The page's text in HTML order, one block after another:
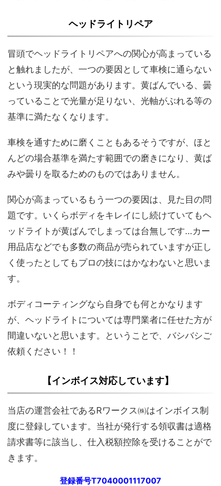
ヘッドライトリペア
冒頭でヘッドライトリペアへの関心が高まっている
と触れましたが、一つの要因として車検に通らない
という現実的な問題があります。黄ばんでいる、曇
っていることで光量が足りない、光軸がぶれる等の
基準に満たなくなります。
車検を通すために磨くこともあるそうですが、ほと
んどの場合基準を満たす範囲での磨きになり、黄ば
みや曇りを取るためのものではありません。
関心が高まっているもう一つの要因は、見た目の問
題です。いくらボディをキレイにし続けていてもヘ
ッドライトが黄ばんでしまっては台無しです…カー
用品店などでも多数の商品が売られていますが正し
く使ったとしてもプロの技にはかなわないと思いま
す。
ボディコーティングなら自身でも何とかなります
が、ヘッドライトについては専門業者に任せた方が
間違いないと思います。ということで、バシバシご
依頼ください！！
【インボイス対応しています】
当店の運営会社であるRワークス㈱はインボイス制
度に登録しています。当社が発行する領収書は適格
請求書等に該当し、仕入税額控除を受けることがで
きます。
登録番号T7040001117007